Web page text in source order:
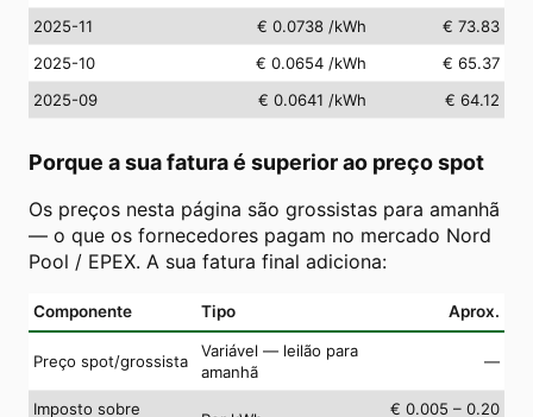
2025-11
€ 0.0738 /kWh
€ 73.83
2025-10
€ 0.0654 /kWh
€ 65.37
2025-09
€ 0.0641 /kWh € 64.12
Porque a sua fatura é superior ao preço spot
Os preços nesta página são grossistas para amanhã
— o que os fornecedores pagam no mercado Nord
Pool / EPEX. A sua fatura final adiciona:
Componente Tipo Aprox.
Preço spot/grossista
Variável — leilão para
amanhã
—
Imposto sobre
€ 0.005 – 0.20